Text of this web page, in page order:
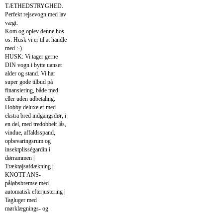
TÆTHEDSTRYGHED.
Perfekt rejsevogn med lav
vægt.
Kom og oplev denne hos
os. Husk vi er til at handle
med :-)
HUSK: Vi tager gerne
DIN vogn i bytte uanset
alder og stand. Vi har
super gode tilbud på
finansiering, både med
eller uden udbetaling.
Hobby deluxe er med
ekstra bred indgangsdør, i
en del, med tredobbelt lås,
vindue, affaldsspand,
opbevaringsrum og
insektplisségardin i
dørrammen |
Træktøjsafdækning |
KNOTT ANS-
påløbsbremse med
automatisk efterjustering |
Tagluger med
mørklægnings- og